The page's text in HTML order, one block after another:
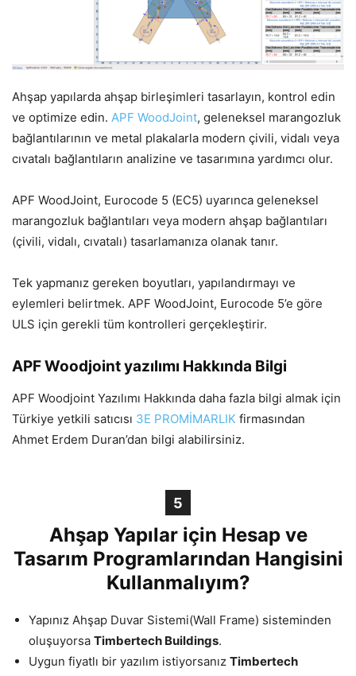
Ahşap yapılarda ahşap birleşimleri tasarlayın, kontrol edin
ve optimize edin. APF WoodJoint, geleneksel marangozluk
bağlantılarının ve metal plakalarla modern çivili, vidalı veya
cıvatalı bağlantıların analizine ve tasarımına yardımcı olur.
APF WoodJoint, Eurocode 5 (EC5) uyarınca geleneksel
marangozluk bağlantıları veya modern ahşap bağlantıları
(çivili, vidalı, cıvatalı) tasarlamanıza olanak tanır.
Tek yapmanız gereken boyutları, yapılandırmayı ve
eylemleri belirtmek. APF WoodJoint, Eurocode 5’e göre
ULS için gerekli tüm kontrolleri gerçekleştirir.
APF Woodjoint yazılımı Hakkında Bilgi
APF Woodjoint Yazılımı Hakkında daha fazla bilgi almak için
Türkiye yetkili satıcısı 3E PROMİMARLIK firmasından
Ahmet Erdem Duran’dan bilgi alabilirsiniz.
5
Ahşap Yapılar için Hesap ve
Tasarım Programlarından Hangisini
Kullanmalıyım?
Yapınız Ahşap Duvar Sistemi(Wall Frame) sisteminden
oluşuyorsa Timbertech Buildings.
Uygun fiyatlı bir yazılım istiyorsanız Timbertech